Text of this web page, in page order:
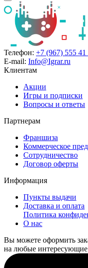
Телефон: +7 (967) 555 41
E-mail: Info@Igrar.ru
Клиентам
Акции
Игры и подписки
Вопросы и ответы
Партнерам
Франшиза
Коммерческое
Сотрудничество
Договор оферты
Информация
Пункты выдачи
Доставка и оплата
Политика
О нас
Вы можете оформить
на любые интересующие